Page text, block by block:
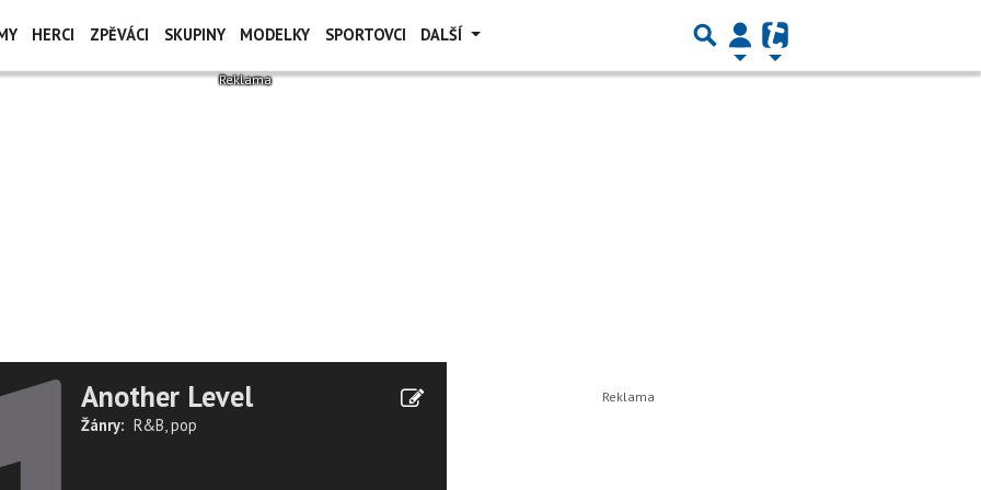
HERCI ZPĚVÁCI SKUPINY MODELKY SPORTOVCI DALŠÍ
Another Level
Žánry: R&B,pop